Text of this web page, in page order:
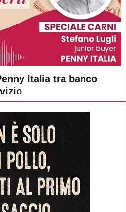
Italia tra banco